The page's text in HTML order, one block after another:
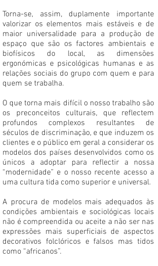
Torna-se, assim, duplamente importante
valorizar os elementos mais estáveis e de
maior universalidade para a produção de
espaço que são os factores ambientais e
biofísicos do local, as dimensões
ergonómicas e psicológicas humanas e as
relações sociais do grupo com quem e para
quem se trabalha.
O que torna mais difícil o nosso trabalho são
os preconceitos culturais, que reflectem
profundos complexos resultantes de
séculos de discriminação, e que induzem os
clientes e o público em geral a considerar os
modelos dos países desenvolvidos como os
únicos a adoptar para reflectir a nossa
“modernidade” e o nosso recente acesso a
uma cultura tida como superior e universal.
A procura de modelos mais adequados às
condições ambientais e sociológicas locais
não é compreendida ou aceite a não ser nas
expressões mais superficiais de aspectos
decorativos folclóricos e falsos mas tidos
como “africanos”.